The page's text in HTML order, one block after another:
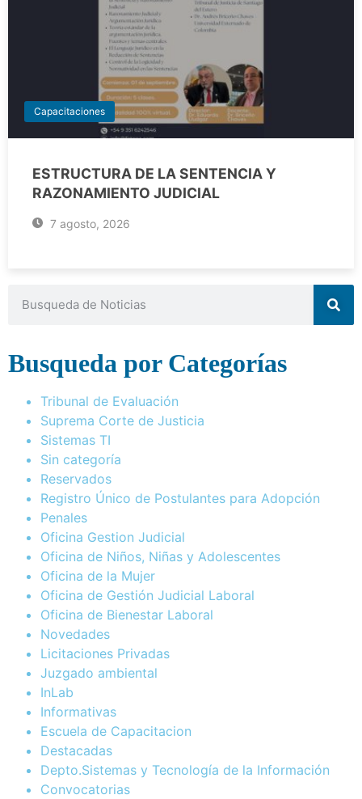
Capacitaciones
ESTRUCTURA DE LA SENTENCIA Y
RAZONAMIENTO JUDICIAL
7 agosto, 2026
Busqueda por Categorías
Tribunal de Evaluación
Suprema Corte de Justicia
Sistemas TI
Sin categoría
Reservados
Registro Único de Postulantes para Adopción
Penales
Oficina Gestion Judicial
Oficina de Niños, Niñas y Adolescentes
Oficina de la Mujer
Oficina de Gestión Judicial Laboral
Oficina de Bienestar Laboral
Novedades
Licitaciones Privadas
Juzgado ambiental
InLab
Informativas
Escuela de Capacitacion
Destacadas
Depto.Sistemas y Tecnología de la Información
Convocatorias